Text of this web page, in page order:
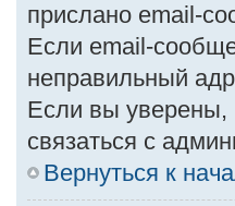
прислано email-
Если email-
неправильный
Если вы уверены,
связаться с
Вернуться к